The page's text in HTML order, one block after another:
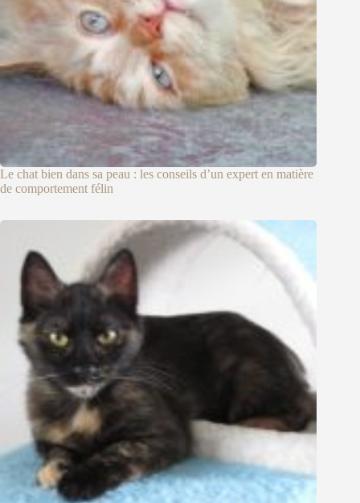
Le chat bien dans sa peau : les conseils d’un expert en matière
de comportement félin